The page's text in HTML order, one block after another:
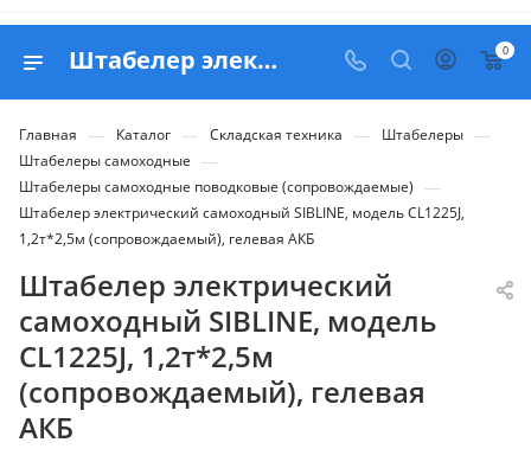
Штабелер электрический самоходный SIBLINE, модель CL1225J, 1,2т*2,5м (сопровождаемый), гелевая АКБ - купить в Belapex 0
Главная — Каталог — Складская техника — Штабелеры —
Штабелеры самоходные —
Штабелеры самоходные поводковые (сопровождаемые) —
Штабелер электрический самоходный SIBLINE, модель CL1225J,
1,2т*2,5м (сопровождаемый), гелевая АКБ
Штабелер электрический
самоходный SIBLINE, модель
CL1225J, 1,2т*2,5м
(сопровождаемый), гелевая
АКБ